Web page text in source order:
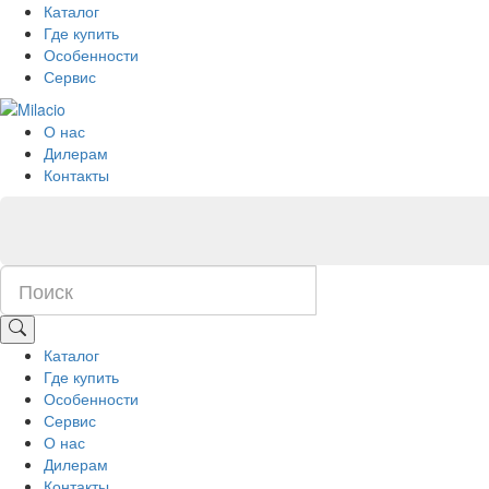
Каталог
Где купить
Особенности
Сервис
О нас
Дилерам
Контакты
Каталог
Где купить
Особенности
Сервис
О нас
Дилерам